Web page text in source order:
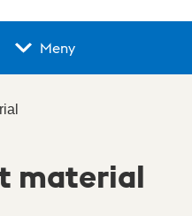
Meny
material